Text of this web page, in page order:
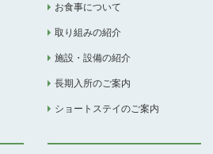
お食事について
取り組みの紹介
施設・設備の紹介
長期入所のご案内
ショートステイのご案内